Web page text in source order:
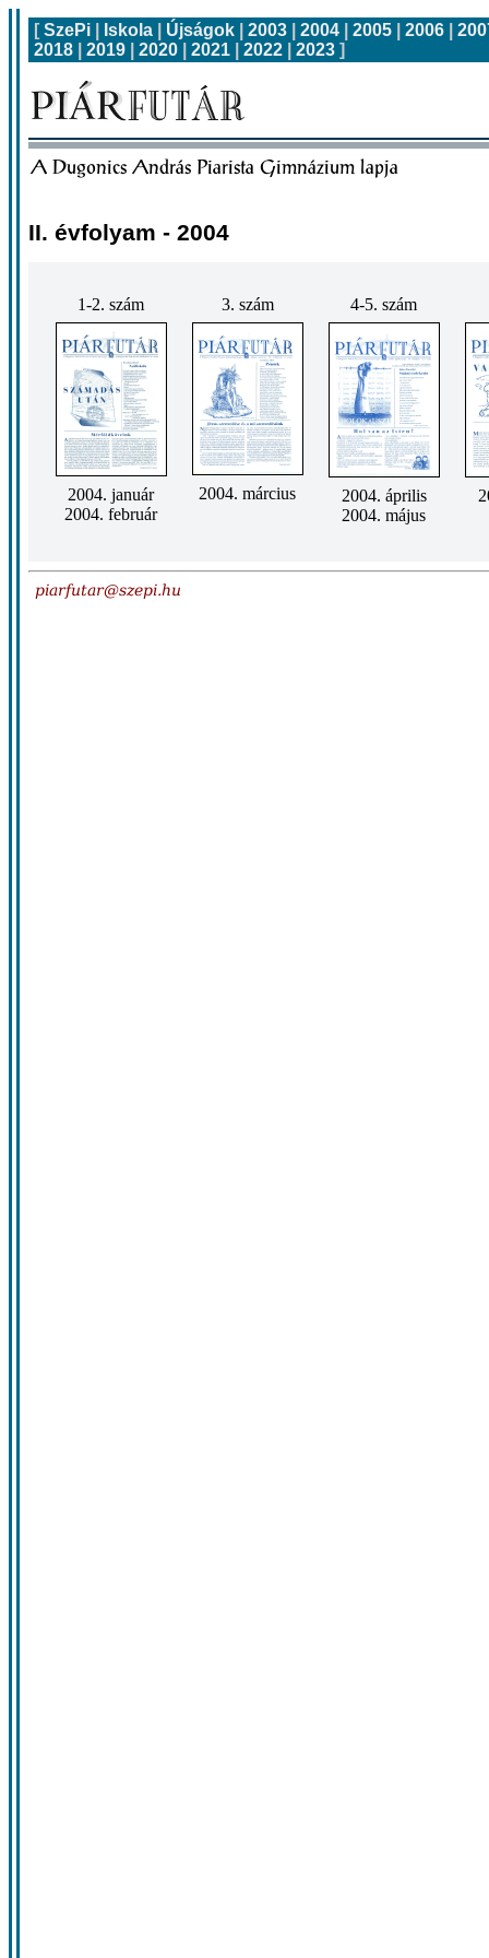
[SzePi Iskola Újságok |2003 |2004 |2005 |2006 |
2018 |2019 |2020 |2021 |2022 |2023 ]
II. évfolyam - 2004
1-2. szám
2004. január
2004. február
3. szám
2004. március
4-5. szám
2004. április
2004. május